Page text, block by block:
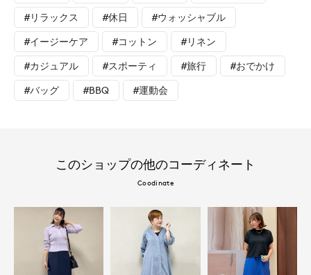
#リラックス #休日 #ウォッシャブル
#イージーケア #コットン #リネン
#カジュアル #スポーティ #旅行 #おでかけ
#バッグ #BBQ #運動会
このショップの他のコーディネート
Coodinate